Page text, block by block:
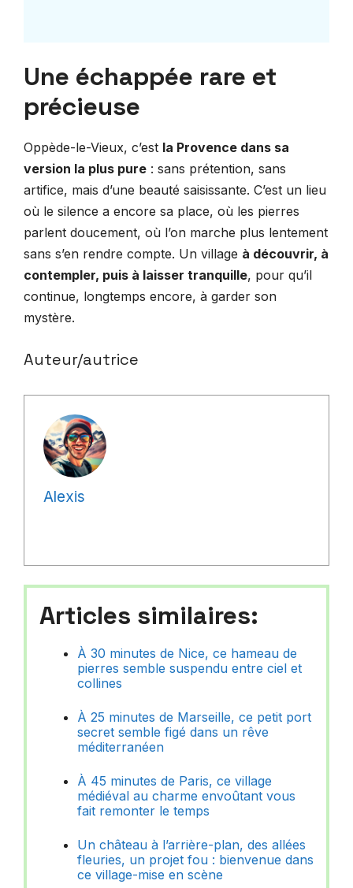
Une échappée rare et
précieuse
Oppède-le-Vieux, c’est la Provence dans sa
version la plus pure : sans prétention, sans
artifice, mais d’une beauté saisissante. C’est un lieu
où le silence a encore sa place, où les pierres
parlent doucement, où l’on marche plus lentement
sans s’en rendre compte. Un village à découvrir, à
contempler, puis à laisser tranquille, pour qu’il
continue, longtemps encore, à garder son
mystère.
Auteur/autrice
Alexis
Articles similaires:
À 30 minutes de Nice, ce hameau de
pierres semble suspendu entre ciel et
collines
À 25 minutes de Marseille, ce petit port
secret semble figé dans un rêve
méditerranéen
À 45 minutes de Paris, ce village
médiéval au charme envoûtant vous
fait remonter le temps
Un château à l’arrière-plan, des allées
fleuries, un projet fou : bienvenue dans
ce village-mise en scène